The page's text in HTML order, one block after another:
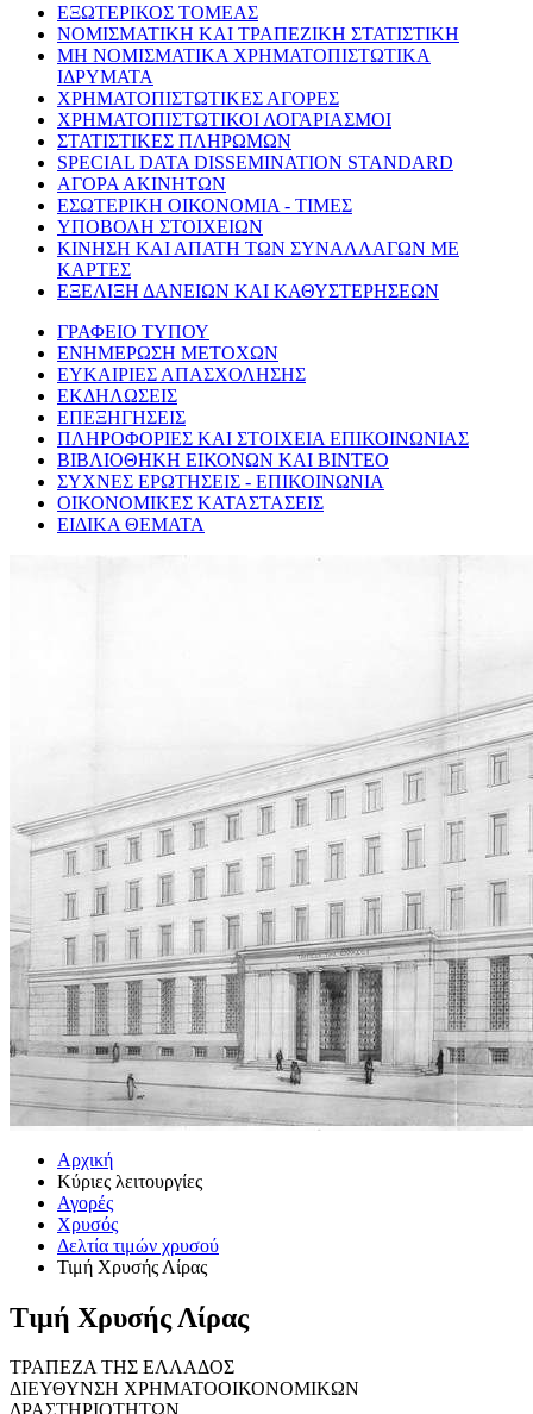
ΕΞΩΤΕΡΙΚΟΣ ΤΟΜΕΑΣ
ΝΟΜΙΣΜΑΤΙΚΗ ΚΑΙ ΤΡΑΠΕΖΙΚΗ ΣΤΑΤΙΣΤΙΚΗ
ΜΗ ΝΟΜΙΣΜΑΤΙΚΑ ΧΡΗΜΑΤΟΠΙΣΤΩΤΙΚΑ
ΙΔΡΥΜΑΤΑ
ΧΡΗΜΑΤΟΠΙΣΤΩΤΙΚΕΣ ΑΓΟΡΕΣ
ΧΡΗΜΑΤΟΠΙΣΤΩΤΙΚΟΙ ΛΟΓΑΡΙΑΣΜΟΙ
ΣΤΑΤΙΣΤΙΚΕΣ ΠΛΗΡΩΜΩΝ
SPECIAL DATA DISSEMINATION STANDARD
ΑΓΟΡΑ ΑΚΙΝΗΤΩΝ
ΕΣΩΤΕΡΙΚΗ ΟΙΚΟΝΟΜΙΑ - ΤΙΜΕΣ
ΥΠΟΒΟΛΗ ΣΤΟΙΧΕΙΩΝ
ΚΙΝΗΣΗ ΚΑΙ ΑΠΑΤΗ ΤΩΝ ΣΥΝΑΛΛΑΓΩΝ ΜΕ
ΚΑΡΤΕΣ
ΕΞΕΛΙΞΗ ΔΑΝΕΙΩΝ ΚΑΙ ΚΑΘΥΣΤΕΡΗΣΕΩΝ
ΓΡΑΦΕΙΟ ΤΥΠΟΥ
ΕΝΗΜΕΡΩΣΗ ΜΕΤΟΧΩΝ
ΕΥΚΑΙΡΙΕΣ ΑΠΑΣΧΟΛΗΣΗΣ
ΕΚΔΗΛΩΣΕΙΣ
ΕΠΕΞΗΓΗΣΕΙΣ
ΠΛΗΡΟΦΟΡΙΕΣ ΚΑΙ ΣΤΟΙΧΕΙΑ ΕΠΙΚΟΙΝΩΝΙΑΣ
ΒΙΒΛΙΟΘΗΚΗ ΕΙΚΟΝΩΝ ΚΑΙ ΒΙΝΤΕΟ
ΣΥΧΝΕΣ ΕΡΩΤΗΣΕΙΣ - ΕΠΙΚΟΙΝΩΝΙΑ
ΟΙΚΟΝΟΜΙΚΕΣ ΚΑΤΑΣΤΑΣΕΙΣ
ΕΙΔΙΚΑ ΘΕΜΑΤΑ
Αρχική
Κύριες λειτουργίες
Αγορές
Χρυσός
Δελτία τιμών χρυσού
Τιμή Χρυσής Λίρας
Τιμή Χρυσής Λίρας
ΤΡΑΠΕΖΑ ΤΗΣ ΕΛΛΑΔΟΣ
ΔΙΕΥΘΥΝΣΗ ΧΡΗΜΑΤΟΟΙΚΟΝΟΜΙΚΩΝ